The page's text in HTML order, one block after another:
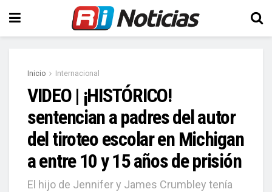
Inicio Internacional
VIDEO | ¡HISTÓRICO!
sentencian a padres del autor
del tiroteo escolar en Michigan
a entre 10 y 15 años de prisión
El hijo de Jennifer y James Crumbley tenía